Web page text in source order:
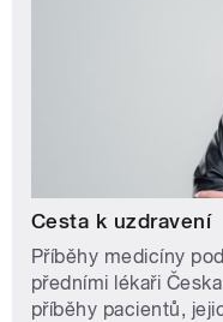
Cesta k uzdravení
Příběhy medicíny
předními lékaři
příběhy pacientů,